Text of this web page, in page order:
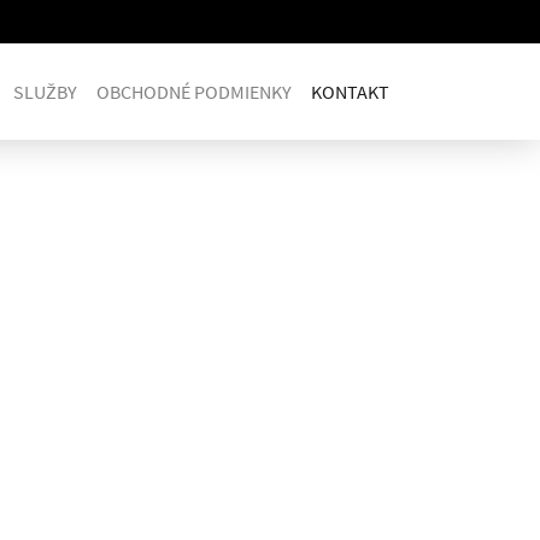
SLUŽBY OBCHODNÉ PODMIENKY KONTAKT